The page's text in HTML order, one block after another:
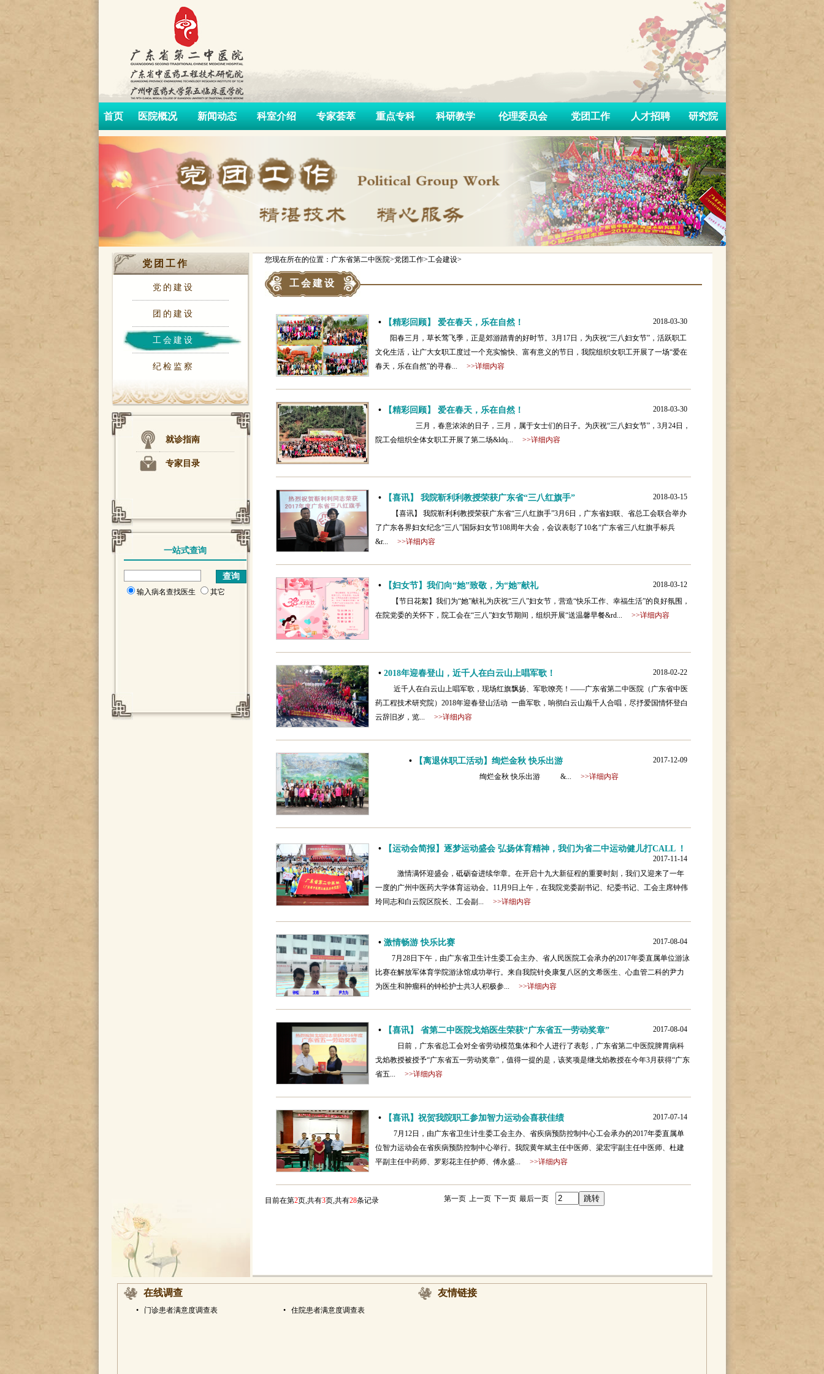
首页 医院概况 新闻动态 科室介绍 专家荟萃 重点专科 科研教学 伦理委员会 党团工作 人才招聘 研究院
党团工作
党的建设
团的建设
工会建设
纪检监察
就诊指南
专家目录
一站式查询
输入病名查找医生 其它
您现在所在的位置：广东省第二中医院>党团工作>工会建设>
工会建设
• 【精彩回顾】 爱在春天，乐在自然！
2018-03-30
阳春三月，草长莺飞季，正是郊游踏青的好时节。3月17日，为庆祝“三八妇女节”，活跃职工
文化生活，让广大女职工度过一个充实愉快、富有意义的节日，我院组织女职工开展了一场“爱在
春天，乐在自然”的寻春... >>详细内容
• 【精彩回顾】 爱在春天，乐在自然！
2018-03-30
三月，春意浓浓的日子，三月，属于女士们的日子。为庆祝“三八妇女节”，3月24日，
院工会组织全体女职工开展了第二场&ldq... >>详细内容
• 【喜讯】 我院靳利利教授荣获广东省“三八红旗手”
2018-03-15
【喜讯】 我院靳利利教授荣获广东省“三八红旗手”3月6日，广东省妇联、省总工会联合举办
了广东各界妇女纪念“三八”国际妇女节108周年大会，会议表彰了10名“广东省三八红旗手标兵
&r... >>详细内容
• 【妇女节】我们向“她”致敬，为“她”献礼
2018-03-12
【节日花絮】我们为“她”献礼为庆祝“三八”妇女节，营造“快乐工作、幸福生活”的良好氛围，
在院党委的关怀下，院工会在“三八”妇女节期间，组织开展“送温馨早餐&rd... >>详细内容
• 2018年迎春登山，近千人在白云山上唱军歌！
2018-02-22
近千人在白云山上唱军歌，现场红旗飘扬、军歌嘹亮！——广东省第二中医院（广东省中医
药工程技术研究院）2018年迎春登山活动 一曲军歌，响彻白云山巅千人合唱，尽抒爱国情怀登白
云辞旧岁，览... >>详细内容
• 【离退休职工活动】绚烂金秋 快乐出游
2017-12-09
绚烂金秋 快乐出游 &... >>详细内容
• 【运动会简报】逐梦运动盛会 弘扬体育精神，我们为省二中运动健儿打CALL ！
2017-11-14
激情满怀迎盛会，砥砺奋进续华章。在开启十九大新征程的重要时刻，我们又迎来了一年
一度的广州中医药大学体育运动会。11月9日上午，在我院党委副书记、纪委书记、工会主席钟伟
玲同志和白云院区院长、工会副... >>详细内容
• 激情畅游 快乐比赛
2017-08-04
7月28日下午，由广东省卫生计生委工会主办、省人民医院工会承办的2017年委直属单位游泳
比赛在解放军体育学院游泳馆成功举行。来自我院针灸康复八区的文希医生、心血管二科的尹力
为医生和肿瘤科的钟松护士共3人积极参... >>详细内容
• 【喜讯】 省第二中医院戈焰医生荣获“广东省五一劳动奖章”
2017-08-04
日前，广东省总工会对全省劳动模范集体和个人进行了表彰，广东省第二中医院脾胃病科
戈焰教授被授予“广东省五一劳动奖章”，值得一提的是，该奖项是继戈焰教授在今年3月获得“广东
省五... >>详细内容
• 【喜讯】祝贺我院职工参加智力运动会喜获佳绩
2017-07-14
7月12日，由广东省卫生计生委工会主办、省疾病预防控制中心工会承办的2017年委直属单
位智力运动会在省疾病预防控制中心举行。我院黄年斌主任中医师、梁宏宇副主任中医师、杜建
平副主任中药师、罗彩花主任护师、傅永盛... >>详细内容
目前在第2页,共有3页,共有28条记录 第一页 上一页 下一页 最后一页
在线调查
• 门诊患者满意度调查表 • 住院患者满意度调查表
友情链接